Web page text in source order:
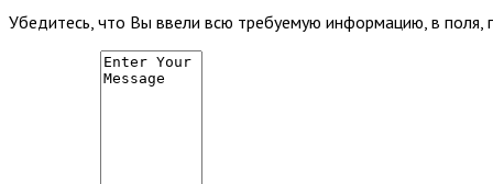
Убедитесь, что Вы ввели всю требуемую информацию, в поля,